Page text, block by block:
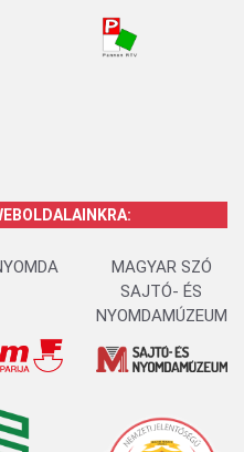
MAGYAR SZÓ
SAJTÓ- ÉS
NYOMDAMÚZEUM